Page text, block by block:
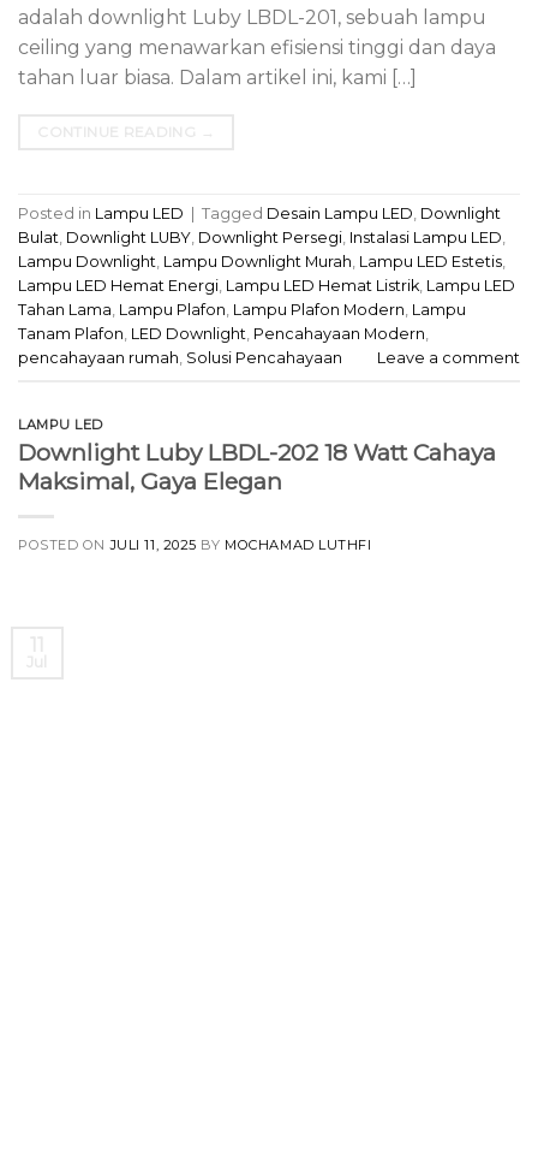
adalah downlight Luby LBDL-201, sebuah lampu
ceiling yang menawarkan efisiensi tinggi dan daya
tahan luar biasa. Dalam artikel ini, kami […]
Posted in Lampu LED Tagged Desain Lampu LED, Downlight
Bulat, Downlight LUBY, Downlight Persegi, Instalasi Lampu LED,
Lampu Downlight, Lampu Downlight Murah, Lampu LED Estetis,
Lampu LED Hemat Energi, Lampu LED Hemat Listrik, Lampu LED
Tahan Lama, Lampu Plafon, Lampu Plafon Modern, Lampu
Tanam Plafon, LED Downlight, Pencahayaan Modern,
pencahayaan rumah, Solusi Pencahayaan Leave a comment
LAMPU LED
Downlight Luby LBDL-202 18 Watt Cahaya
Maksimal, Gaya Elegan
POSTED ONJULI 11, 2025 BY MOCHAMAD LUTHFI